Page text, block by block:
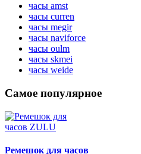
часы amst
часы curren
часы megir
часы naviforce
часы oulm
часы skmei
часы weide
Самое популярное
Ремешок для часов